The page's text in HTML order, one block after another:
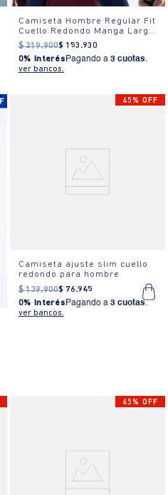
Camiseta Hombre Regular Fit
Cuello Redondo Manga Larga
Estampada Blanca
$ 219.900$ 153 .930
0% InterésPagando a 3 cuotas.
ver bancos.
45% OFF
Camiseta ajuste slim cuello
redondo para hombre
$ 139.900$ 76.945
0% InterésPagando a 3 cuotas.
ver bancos.
45% OFF